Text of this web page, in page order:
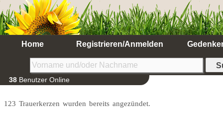
Home Registrieren/Anmelden
38 Benutzer Online
123 Trauerkerzen wurden bereits angezündet.